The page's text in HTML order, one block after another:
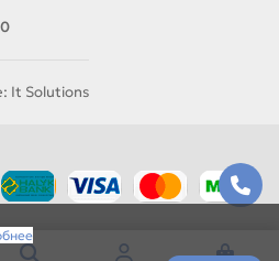
It Solutions